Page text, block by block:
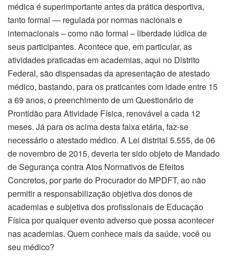
médica é superimportante antes da prática desportiva,
tanto formal — regulada por normas nacionais e
internacionais – como não formal – liberdade lúdica de
seus participantes. Acontece que, em particular, as
atividades praticadas em academias, aqui no Distrito
Federal, são dispensadas da apresentação de atestado
médico, bastando, para os praticantes com idade entre 15
a 69 anos, o preenchimento de um Questionário de
Prontidão para Atividade Física, renovável a cada 12
meses. Já para os acima desta faixa etária, faz-se
necessário o atestado médico. A Lei distrital 5.555, de 06
de novembro de 2015, deveria ter sido objeto de Mandado
de Segurança contra Atos Normativos de Efeitos
Concretos, por parte do Procurador do MPDFT, ao não
permitir a responsabilização objetiva dos donos de
academias e subjetiva dos profissionais de Educação
Física por qualquer evento adverso que possa acontecer
nas academias. Quem conhece mais da saúde, você ou
seu médico?